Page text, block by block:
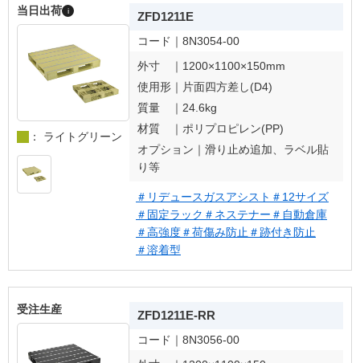
当日出荷 i
： ライトグリーン
ZFD1211E
コード｜ 8N3054-00
外寸 ｜ 1200×1100×150mm
使用形｜ 片面四方差し(D4)
質量 ｜ 24.6kg
材質 ｜ ポリプロピレン(PP)
オプション｜ 滑り止め追加、ラベル貼
り等
＃リデュースガスアシスト ＃12サイズ
＃固定ラック ＃ネステナー ＃自動倉庫
＃高強度＃荷傷み防止 ＃跡付き防止
＃溶着型
受注生産 ZFD1211E-RR
コード｜ 8N3056-00